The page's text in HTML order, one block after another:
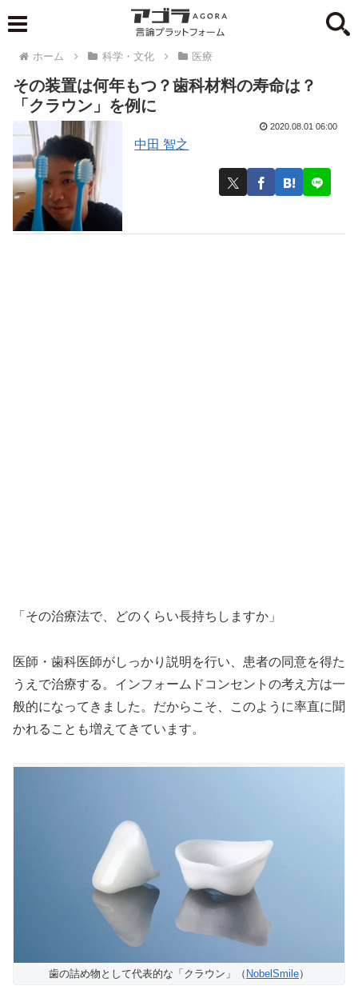
ホーム 科学・文化 医療
その装置は何年もつ？歯科材料の寿命は？
「クラウン」を例に
中田 智之
2020.08.01 06:00
「その治療法で、どのくらい長持ちしますか」
医師・歯科医師がしっかり説明を行い、患者の同意を得た
うえで治療する。インフォームドコンセントの考え方は一
般的になってきました。だからこそ、このように率直に聞
かれることも増えてきています。
歯の詰め物として代表的な「クラウン」（ NobelSmile）